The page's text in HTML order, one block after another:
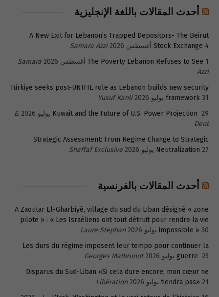
أحدث المقالات باللغة الإنجليزية
A New Exit for Lebanon’s Trapped Depositors- The Beirut
Stock Exchange 4 أغسطس 2026
Samara Azzi
The Poverty Lebanon Refuses to See 1 أغسطس 2026
Samara
Azzi
Türkiye seeks post-UNIFIL role as Lebanon builds new security
framework 31 يوليو 2026
Yusuf Kanli
Kuwait and the Future of U.S. Power Projection 29 يوليو 2026
E.
Dent
Strategic Assessment: From Regime Change to Strategic
Neutralization 27 يوليو 2026 Shaffaf Exclusive
أحدث المقالات بالفرنسية
A Zaoutar El-Gharbiyé, village du sud du Liban désigné « zone
pilote » : « Les Israéliens ont tout détruit pour rendre la vie
impossible » 30 يوليو 2026
Laure Stephan
Les durs du régime imposent leur tempo pour continuer la
guerre 23 يوليو 2026
Georges Malbrunot
Disparus du Sud-Liban «Si cela dure encore, mon cœur ne
tiendra pas» 21 يوليو 2026
Libération